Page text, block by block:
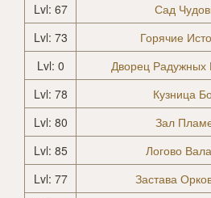
Lvl: 67
Сад
Lvl: 73
Горячие
Lvl: 0
Дворец Радужных
Lvl: 78
Кузница
Lvl: 80
Зал
Lvl: 85
Логово
Lvl: 77
Застава